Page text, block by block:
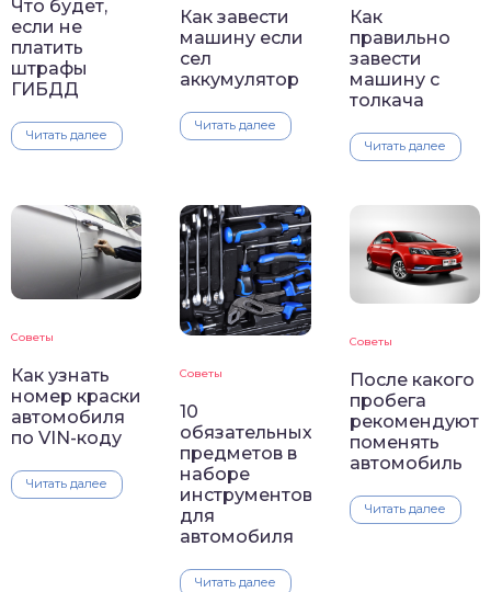
Что будет,
если не
платить
штрафы
ГИБДД
Читать далее
Как завести
машину если
сел
аккумулятор
Читать далее
Как
правильно
завести
машину с
толкача
Читать далее
Советы
Как узнать
номер краски
автомобиля
по VIN-коду
Читать далее
Советы
10
обязательных
предметов в
наборе
инструментов
для
автомобиля
Читать далее
Советы
После какого
пробега
рекомендуют
поменять
автомобиль
Читать далее